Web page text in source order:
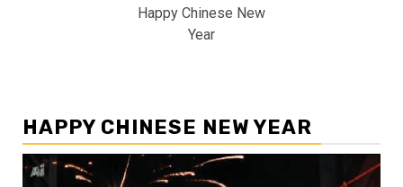
Happy Chinese New
Year
HAPPY CHINESE NEW YEAR